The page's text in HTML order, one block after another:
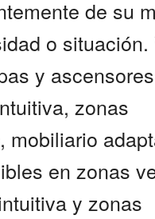
de su
o situación.
y
zonas
mobiliario
en zonas
y zonas